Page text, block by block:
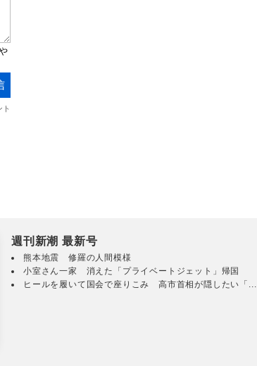
週刊新潮 最新号
熊本地震 修羅の人間模様
小室さん一家 消えた「プライベートジェット」帰国
ヒールを履いて国会で座りこみ 高市首相が隠したい「...